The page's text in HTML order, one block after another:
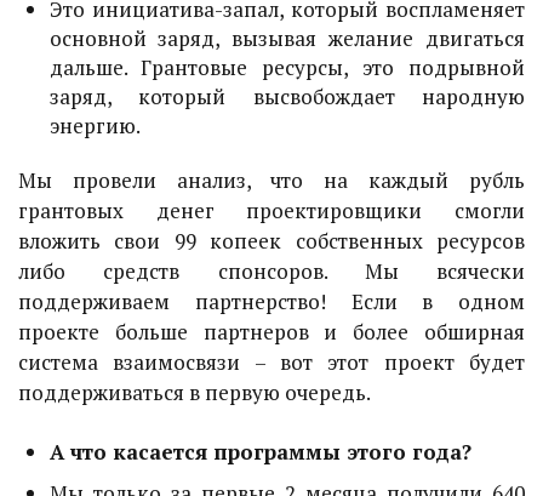
Это инициатива-запал, который воспламеняет
основной заряд, вызывая желание двигаться
дальше. Грантовые ресурсы, это подрывной
заряд, который высвобождает народную
энергию.
Мы провели анализ, что на каждый рубль
грантовых денег проектировщики смогли
вложить свои 99 копеек собственных ресурсов
либо средств спонсоров. Мы всячески
поддерживаем партнерство! Если в одном
проекте больше партнеров и более обширная
система взаимосвязи – вот этот проект будет
поддерживаться в первую очередь.
А что касается программы этого года?